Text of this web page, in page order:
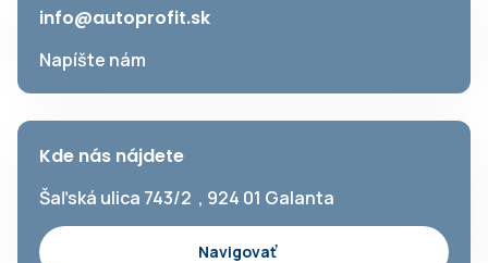
info@autoprofit.sk
Napíšte nám
Kde nás nájdete
Šaľská ulica 743/2 , 924 01 Galanta
Navigovať